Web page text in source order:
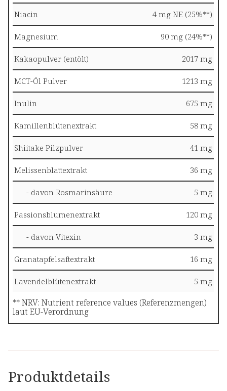
Produktdetails
Niacin 4 mg NE (25%**)
Magnesium 90 mg (24%**)
Kakaopulver (entölt) 2017 mg
MCT-Öl Pulver 1213 mg
Inulin 675 mg
Kamillenblütenextrakt 58 mg
Shiitake Pilzpulver 41 mg
Melissenblattextrakt 36 mg
- davon Rosmarinsäure 5 mg
Passionsblumenextrakt 120 mg
- davon Vitexin 3 mg
Granatapfelsaftextrakt 16 mg
Lavendelblütenextrakt 5 mg
** NRV: Nutrient reference values (Referenzmengen)
laut EU-Verordnung